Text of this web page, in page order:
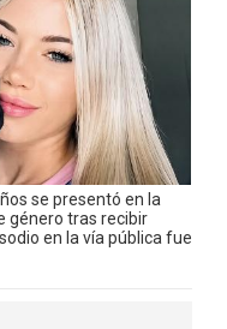
se presentó en la
género tras recibir
en la vía pública fue